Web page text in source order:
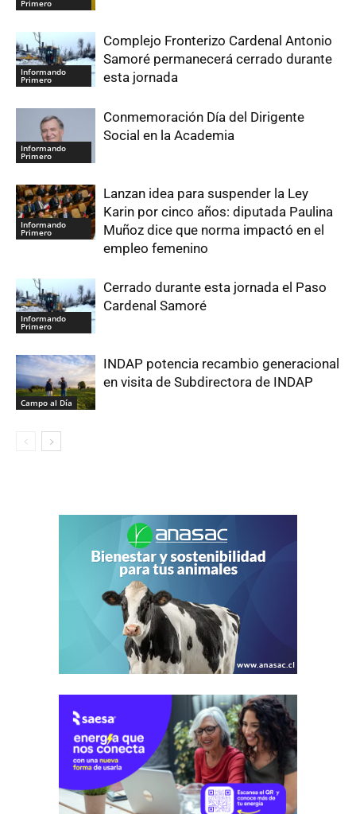
Primero
Informando
Primero
Complejo Fronterizo Cardenal Antonio
Samoré permanecerá cerrado durante
esta jornada
Informando
Primero
Conmemoración Día del Dirigente
Social en la Academia
Informando
Primero
Lanzan idea para suspender la Ley
Karin por cinco años: diputada Paulina
Muñoz dice que norma impactó en el
empleo femenino
Informando
Primero
Cerrado durante esta jornada el Paso
Cardenal Samoré
Campo al Día
INDAP potencia recambio generacional
en visita de Subdirectora de INDAP